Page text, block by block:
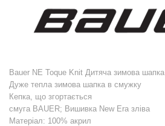
Bauer NE Toque Knit Дитяча зимова шапка
Дуже тепла зимова шапка в смужку
Кепка, що згортається
смуга BAUER; Вишивка New Era зліва
Матеріал: 100% акрил